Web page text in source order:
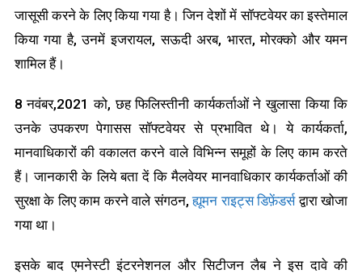
जासूसी करने के लिए किया गया है। जिन देशों में सॉफ्टवेयर का इस्तेमाल
किया गया है, उनमें इजरायल, सऊदी अरब, भारत, मोरक्को और यमन
शामिल हैं।
8 नवंबर,2021 को, छह फिलिस्तीनी कार्यकर्ताओं ने खुलासा किया कि
उनके उपकरण पेगासस सॉफ्टवेयर से प्रभावित थे। ये कार्यकर्ता,
मानवाधिकारों की वकालत करने वाले विभिन्न समूहों के लिए काम करते
हैं। जानकारी के लिये बता दें कि मैलवेयर मानवाधिकार कार्यकर्ताओं की
सुरक्षा के लिए काम करने वाले संगठन,ह्यूमन राइट्स डिफ़ेंडर्सद्वारा खोजा
गया था।
इसके बाद एमनेस्टी इंटरनेशनल और सिटीजन लैब ने इस दावे की